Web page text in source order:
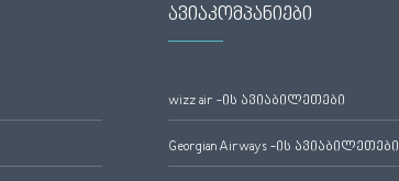
ავიაკომპანიები
wizz air -ის ავიაბილეთები
Georgian Airways -ის ავიაბილეთები